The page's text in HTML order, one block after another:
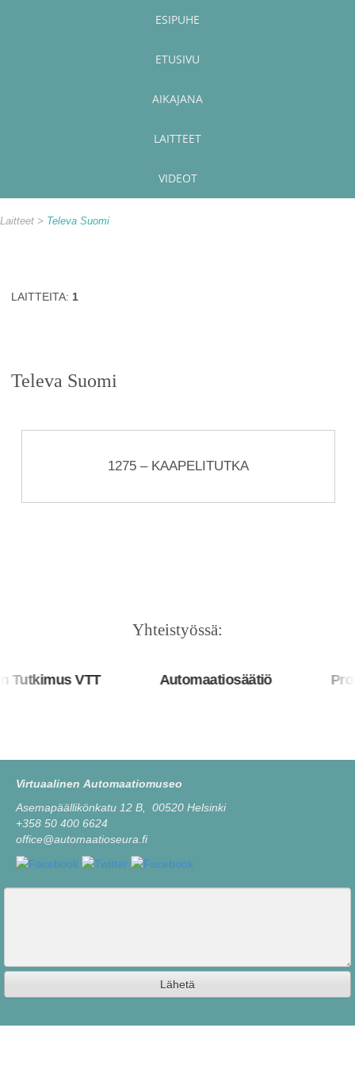
ESIPUHE
ETUSIVU
AIKAJANA
LAITTEET
VIDEOT
Laitteet Televa Suomi
LAITTEITA: 1
Televa Suomi
1275 – KAAPELITUTKA
Yhteistyössä:
VTT Automaatiosäätiö
Virtuaalinen Automaatiomuseo
Asemapäällikönkatu 12 B, 00520 Helsinki
+358 50 400 6624
office@automaatioseura.fi
Lähetä